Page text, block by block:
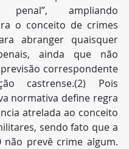
penal”, ampliando
o conceito de crimes
abranger quaisquer
ainda que não
correspondente
castrense.(2) Pois
normativa define regra
atrelada ao conceito
sendo fato que a
não prevê crime algum.